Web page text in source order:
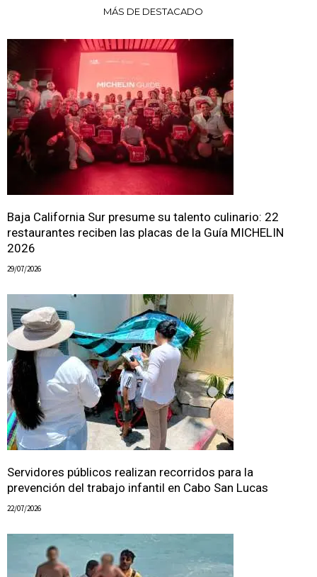
MÁS DE DESTACADO
Baja California Sur presume su talento culinario: 22
restaurantes reciben las placas de la Guía MICHELIN
2026
29/07/2026
Servidores públicos realizan recorridos para la
prevención del trabajo infantil en Cabo San Lucas
22/07/2026